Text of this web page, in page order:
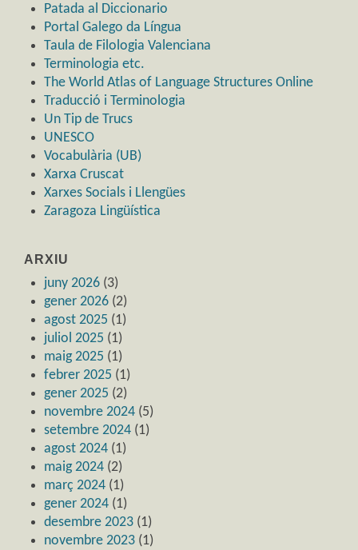
Patada al Diccionario
Portal Galego da Língua
Taula de Filologia Valenciana
Terminologia etc.
The World Atlas of Language Structures Online
Traducció i Terminologia
Un Tip de Trucs
UNESCO
Vocabulària (UB)
Xarxa Cruscat
Xarxes Socials i Llengües
Zaragoza Lingüística
ARXIU
juny 2026 (3)
gener 2026 (2)
agost 2025 (1)
juliol 2025 (1)
maig 2025 (1)
febrer 2025 (1)
gener 2025 (2)
novembre 2024 (5)
setembre 2024 (1)
agost 2024 (1)
maig 2024 (2)
març 2024 (1)
gener 2024 (1)
desembre 2023 (1)
novembre 2023 (1)